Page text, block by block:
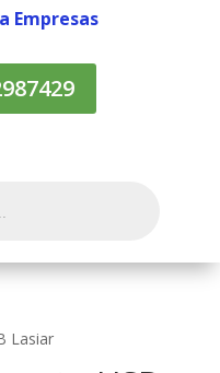
Empresas
Lasiar